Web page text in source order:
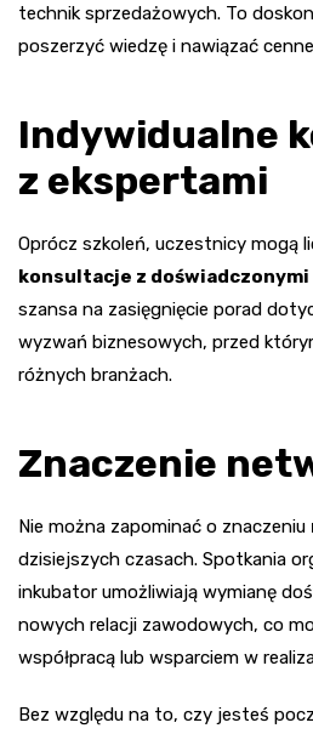
technik sprzedażowych. To
poszerzyć wiedzę i nawiązać
Indywidualne
z ekspertami
Oprócz szkoleń, uczestnicy mogą
konsultacje z
szansa na zasięgnięcie porad
wyzwań biznesowych, przed
różnych branżach.
Znaczenie
Nie można zapominać o znaczeniu
dzisiejszych czasach. Spotkania
inkubator umożliwiają wymianę
nowych relacji zawodowych, co
współpracą lub wsparciem w
Bez względu na to, czy jesteś